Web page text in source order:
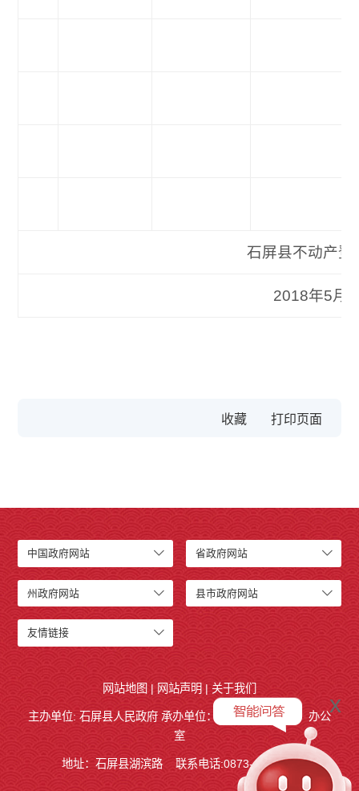
石屏县不动产登记
2018年5月24
收藏
中国政府网站 省政府网站
州政府网站 县市政府网站
友情链接
网站地图 | 网站声明 | 关于我们
主办单位: 石屏县人民政府 承办单位： 石屏县人民政府 办公
室
地址：石屏县湖滨路 联系电话:0873-4858140
x